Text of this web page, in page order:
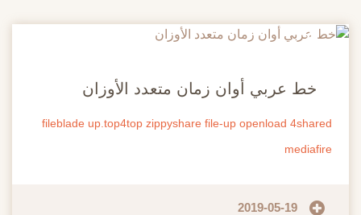
20
خط عربي أوان زمان متعدد الأوزان
fileblade up.top4top zippyshare file-up openload 4shared
mediafire
2019-05-19